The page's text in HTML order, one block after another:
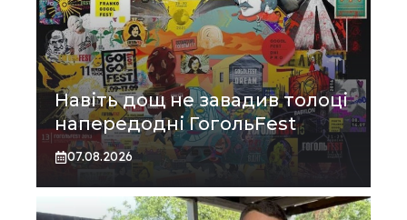
Навіть дощ не завадив толоці
напередодні ГогольFest
07.08.2026